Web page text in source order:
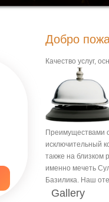
Добро
Качество услуг,
Преимуществами
исключительный
также на близком
именно мечеть
Базилика. Наш
Gallery